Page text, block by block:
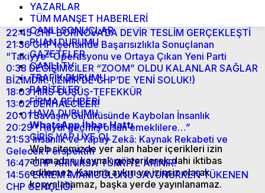
YAZARLAR
TÜM MANŞET HABERLERİ
CANLI SONUÇLAR
PUAN DURUMU
GAZETELER
CANLI TV
TRAFİK DURUMU
PARİTELER
FİRMA REHBERİ
HAVA DURUMU
WhatsApp İhbar Hattı
GİRİŞ YAP ÜYE OL
Web sitemizde yer alan haber içerikleri izin
alınmadan, kaynak gösterilerek dahi iktibas
edilemez. Kanuna aykırı ve izinsiz olarak
kopyalanamaz, başka yerde yayınlanamaz.
22:45 CHP BORNOVA’DA DEVİR TESLİM GERÇEKLEŞTİ
21:36 CHP İçerisinde Başarısızlıkla Sonuçlanan
“Takiyye” Operasyonu ve Ortaya Çıkan Yeni Parti
0:38 DEĞİŞİMCİLER “ZOOM” OLDU KALANLAR SAĞLAR
BİZİMDİR! (İZMİR’DE CHP’DE YENİ SOLUK!)
18:03 HIRS-DÜŞÜŞ-TEFEKKÜR
13:02 DERHALCİLER!
20:01 Savaşın Gürültüsünde Kaybolan İnsanlık
20:29 “Haydi geçmiş olsun emeklilere…”
21:53 İnsanlık ve Yapay Zekâ: Kaynak Rekabeti ve
Gelecek Perspektifi
16:47 CHP ARINIRSA TÜRKİYE ARINIR!
14:56 EKREM İMAMOĞLUNU SAVUNURKEN TÜKENEN
CHP GENÇLİĞİ